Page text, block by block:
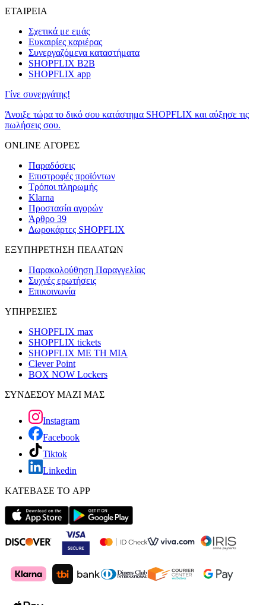
ΕΤΑΙΡΕΙΑ
Σχετικά με εμάς
Ευκαιρίες καριέρας
Συνεργαζόμενα καταστήματα
SHOPFLIX B2B
SHOPFLIX app
Γίνε συνεργάτης!
Άνοιξε τώρα το δικό σου κατάστημα SHOPFLIX και αύξησε τις
πωλήσεις σου.
ONLINE ΑΓΟΡΕΣ
Παραδόσεις
Επιστροφές προϊόντων
Τρόποι πληρωμής
Klarna
Προστασία αγορών
Άρθρο 39
Δωροκάρτες SHOPFLIX
ΕΞΥΠΗΡΕΤΗΣΗ ΠΕΛΑΤΩΝ
Παρακολούθηση Παραγγελίας
Συχνές ερωτήσεις
Επικοινωνία
ΥΠΗΡΕΣΙΕΣ
SHOPFLIX max
SHOPFLIX tickets
SHOPFLIX ΜΕ ΤΗ ΜΙΑ
Clever Point
BOX NOW Lockers
ΣΥΝΔΕΣΟΥ ΜΑΖΙ ΜΑΣ
Instagram
Facebook
Tiktok
Linkedin
ΚΑΤΕΒΑΣΕ ΤΟ APP